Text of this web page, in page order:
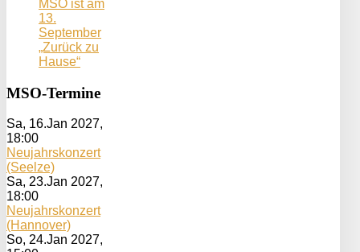
MSO ist am
13.
September
„Zurück zu
Hause“
MSO-Termine
Sa, 16.Jan 2027,
18:00
Neujahrskonzert
(Seelze)
Sa, 23.Jan 2027,
18:00
Neujahrskonzert
(Hannover)
So, 24.Jan 2027,